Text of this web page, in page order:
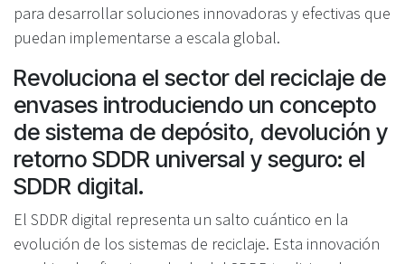
para desarrollar soluciones innovadoras y efectivas que
puedan implementarse a escala global.
Revoluciona el sector del reciclaje de
envases introduciendo un concepto
de sistema de depósito, devolución y
retorno SDDR universal y seguro: el
SDDR digital.
El SDDR digital representa un salto cuántico en la
evolución de los sistemas de reciclaje. Esta innovación